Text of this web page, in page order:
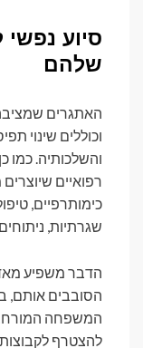
סיוע
שלהם
האתגרים
וכוללים שינוי
והשלכותיה. כמו
רפואיים
כימותרפיים,
שגרתיות,
הדבר משפיע
הסובבים אותם,
המשפחה
להצטרף לקבוצות